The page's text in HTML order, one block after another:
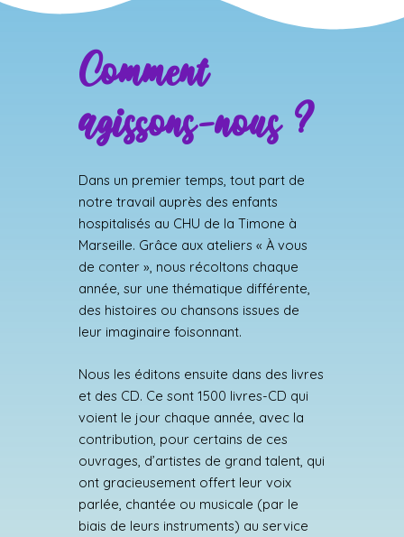
Comment
agissons-nous ?
Dans un premier temps, tout part de
notre travail auprès des enfants
hospitalisés au CHU de la Timone à
Marseille. Grâce aux ateliers « À vous
de conter », nous récoltons chaque
année, sur une thématique différente,
des histoires ou chansons issues de
leur imaginaire foisonnant.
Nous les éditons ensuite dans des livres
et des CD. Ce sont 1500 livres-CD qui
voient le jour chaque année, avec la
contribution, pour certains de ces
ouvrages, d’artistes de grand talent, qui
ont gracieusement offert leur voix
parlée, chantée ou musicale (par le
biais de leurs instruments) au service